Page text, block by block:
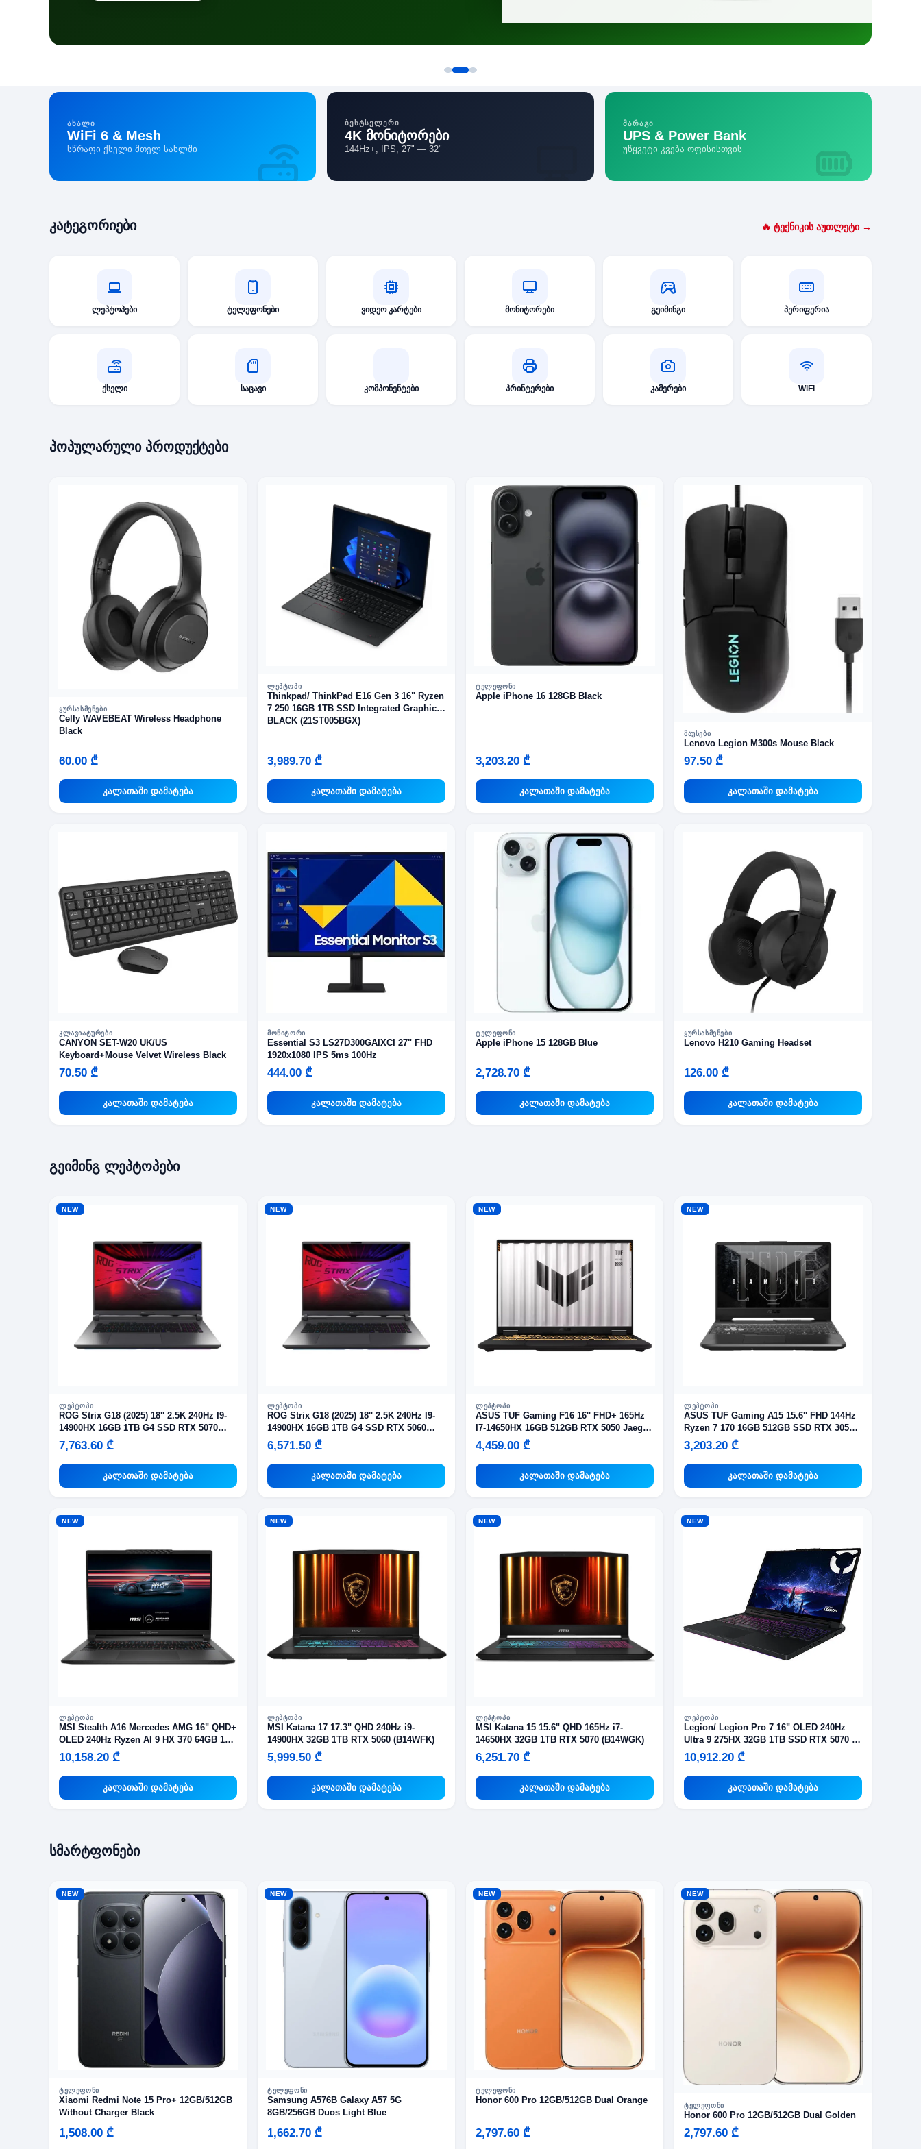
ᲐᲮᲐᲚᲘ
WiFi 6 & Mesh
სწრაფი ქსელი მთელ სახლში
ᲑᲔᲡᲢᲡᲔᲚᲔᲠᲘ
4K მონიტორები
144Hz+, IPS, 27" — 32"
ᲛᲐᲠᲐᲒᲘ
UPS & Power Bank
უწყვეტი კვება ოფისისთვის
ტექნიკის
თბილისში
კატეგორიები 🔥 ტექნიკის აუთლეტი →
ლეპტოპები ტელეფონები ვიდეო კარტები მონიტორები გეიმინგი პერიფერია
ქსელი საცავი კომპონენტები პრინტერები კამერები WiFi
პოპულარული პროდუქტები
ᲧᲣᲠᲡᲐᲡᲛᲔᲜᲔᲑᲘ
Celly WAVEBEAT Wireless Headphone
Black
60.00 ₾
კალათაში დამატება
ᲚᲔᲞᲢᲝᲞᲘ
Thinkpad/ ThinkPad E16 Gen 3 16" Ryzen
7 250 16GB 1TB SSD Integrated Graphics
BLACK (21ST005BGX)
3,989.70 ₾
კალათაში დამატება
ᲢᲔᲚᲔᲤᲝᲜᲘ
Apple iPhone 16 128GB Black
3,203.20 ₾
კალათაში დამატება
ᲛᲐᲣᲡᲔᲑᲘ
Lenovo Legion M300s Mouse Black
97.50 ₾
კალათაში დამატება
ᲙᲚᲐᲕᲘᲐᲢᲣᲠᲔᲑᲘ
CANYON SET-W20 UK/US
Keyboard+Mouse Velvet Wireless Black
70.50 ₾
კალათაში დამატება
ᲛᲝᲜᲘᲢᲝᲠᲘ
Essential S3 LS27D300GAIXCI 27" FHD
1920x1080 IPS 5ms 100Hz
444.00 ₾
კალათაში დამატება
ᲢᲔᲚᲔᲤᲝᲜᲘ
Apple iPhone 15 128GB Blue
2,728.70 ₾
კალათაში დამატება
ᲧᲣᲠᲡᲐᲡᲛᲔᲜᲔᲑᲘ
Lenovo H210 Gaming Headset
126.00 ₾
კალათაში დამატება
გეიმინგ ლეპტოპები
NEW
ᲚᲔᲞᲢᲝᲞᲘ
ROG Strix G18 (2025) 18'' 2.5K 240Hz I9-
14900HX 16GB 1TB G4 SSD RTX 5070
Eclipse Gray
7,763.60 ₾
კალათაში დამატება
NEW
ᲚᲔᲞᲢᲝᲞᲘ
ROG Strix G18 (2025) 18'' 2.5K 240Hz I9-
14900HX 16GB 1TB G4 SSD RTX 5060
Eclipse Gray
6,571.50 ₾
კალათაში დამატება
NEW
ᲚᲔᲞᲢᲝᲞᲘ
ASUS TUF Gaming F16 16'' FHD+ 165Hz
I7-14650HX 16GB 512GB RTX 5050 Jaeger
Gray
4,459.00 ₾
კალათაში დამატება
NEW
ᲚᲔᲞᲢᲝᲞᲘ
ASUS TUF Gaming A15 15.6'' FHD 144Hz
Ryzen 7 170 16GB 512GB SSD RTX 3050
Graphite Black
3,203.20 ₾
კალათაში დამატება
NEW
ᲚᲔᲞᲢᲝᲞᲘ
MSI Stealth A16 Mercedes AMG 16" QHD+
OLED 240Hz Ryzen AI 9 HX 370 64GB 1TB
SSD RTX 5070
10,158.20 ₾
კალათაში დამატება
NEW
ᲚᲔᲞᲢᲝᲞᲘ
MSI Katana 17 17.3" QHD 240Hz i9-
14900HX 32GB 1TB RTX 5060 (B14WFK)
5,999.50 ₾
კალათაში დამატება
NEW
ᲚᲔᲞᲢᲝᲞᲘ
MSI Katana 15 15.6" QHD 165Hz i7-
14650HX 32GB 1TB RTX 5070 (B14WGK)
6,251.70 ₾
კალათაში დამატება
NEW
ᲚᲔᲞᲢᲝᲞᲘ
Legion/ Legion Pro 7 16" OLED 240Hz
Ultra 9 275HX 32GB 1TB SSD RTX 5070 Ti
12GB Eclipse Black
10,912.20 ₾
კალათაში დამატება
სმარტფონები
NEW
ᲢᲔᲚᲔᲤᲝᲜᲘ
Xiaomi Redmi Note 15 Pro+ 12GB/512GB
Without Charger Black
1,508.00 ₾
NEW
ᲢᲔᲚᲔᲤᲝᲜᲘ
Samsung A576B Galaxy A57 5G
8GB/256GB Duos Light Blue
1,662.70 ₾
NEW
ᲢᲔᲚᲔᲤᲝᲜᲘ
Honor 600 Pro 12GB/512GB Dual Orange
2,797.60 ₾
NEW
ᲢᲔᲚᲔᲤᲝᲜᲘ
Honor 600 Pro 12GB/512GB Dual Golden
2,797.60 ₾